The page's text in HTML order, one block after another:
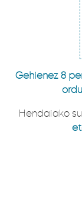
Gehienez 8
Hendaiako